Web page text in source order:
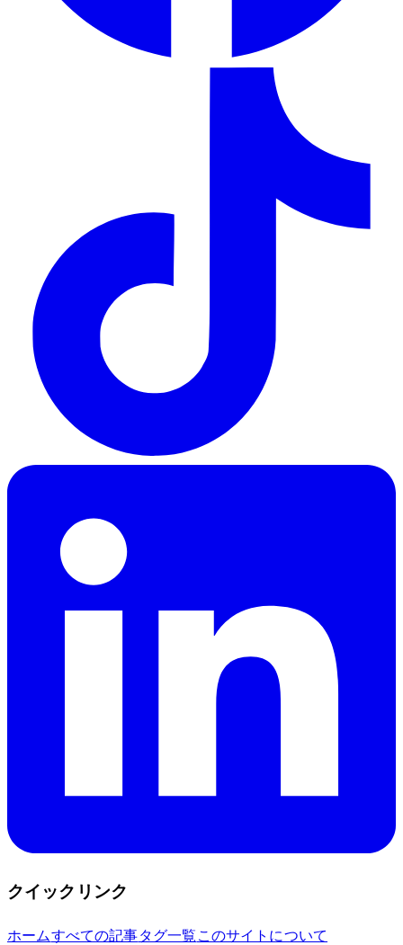
クイックリンク
ホームすべての記事タグ一覧 このサイトについて